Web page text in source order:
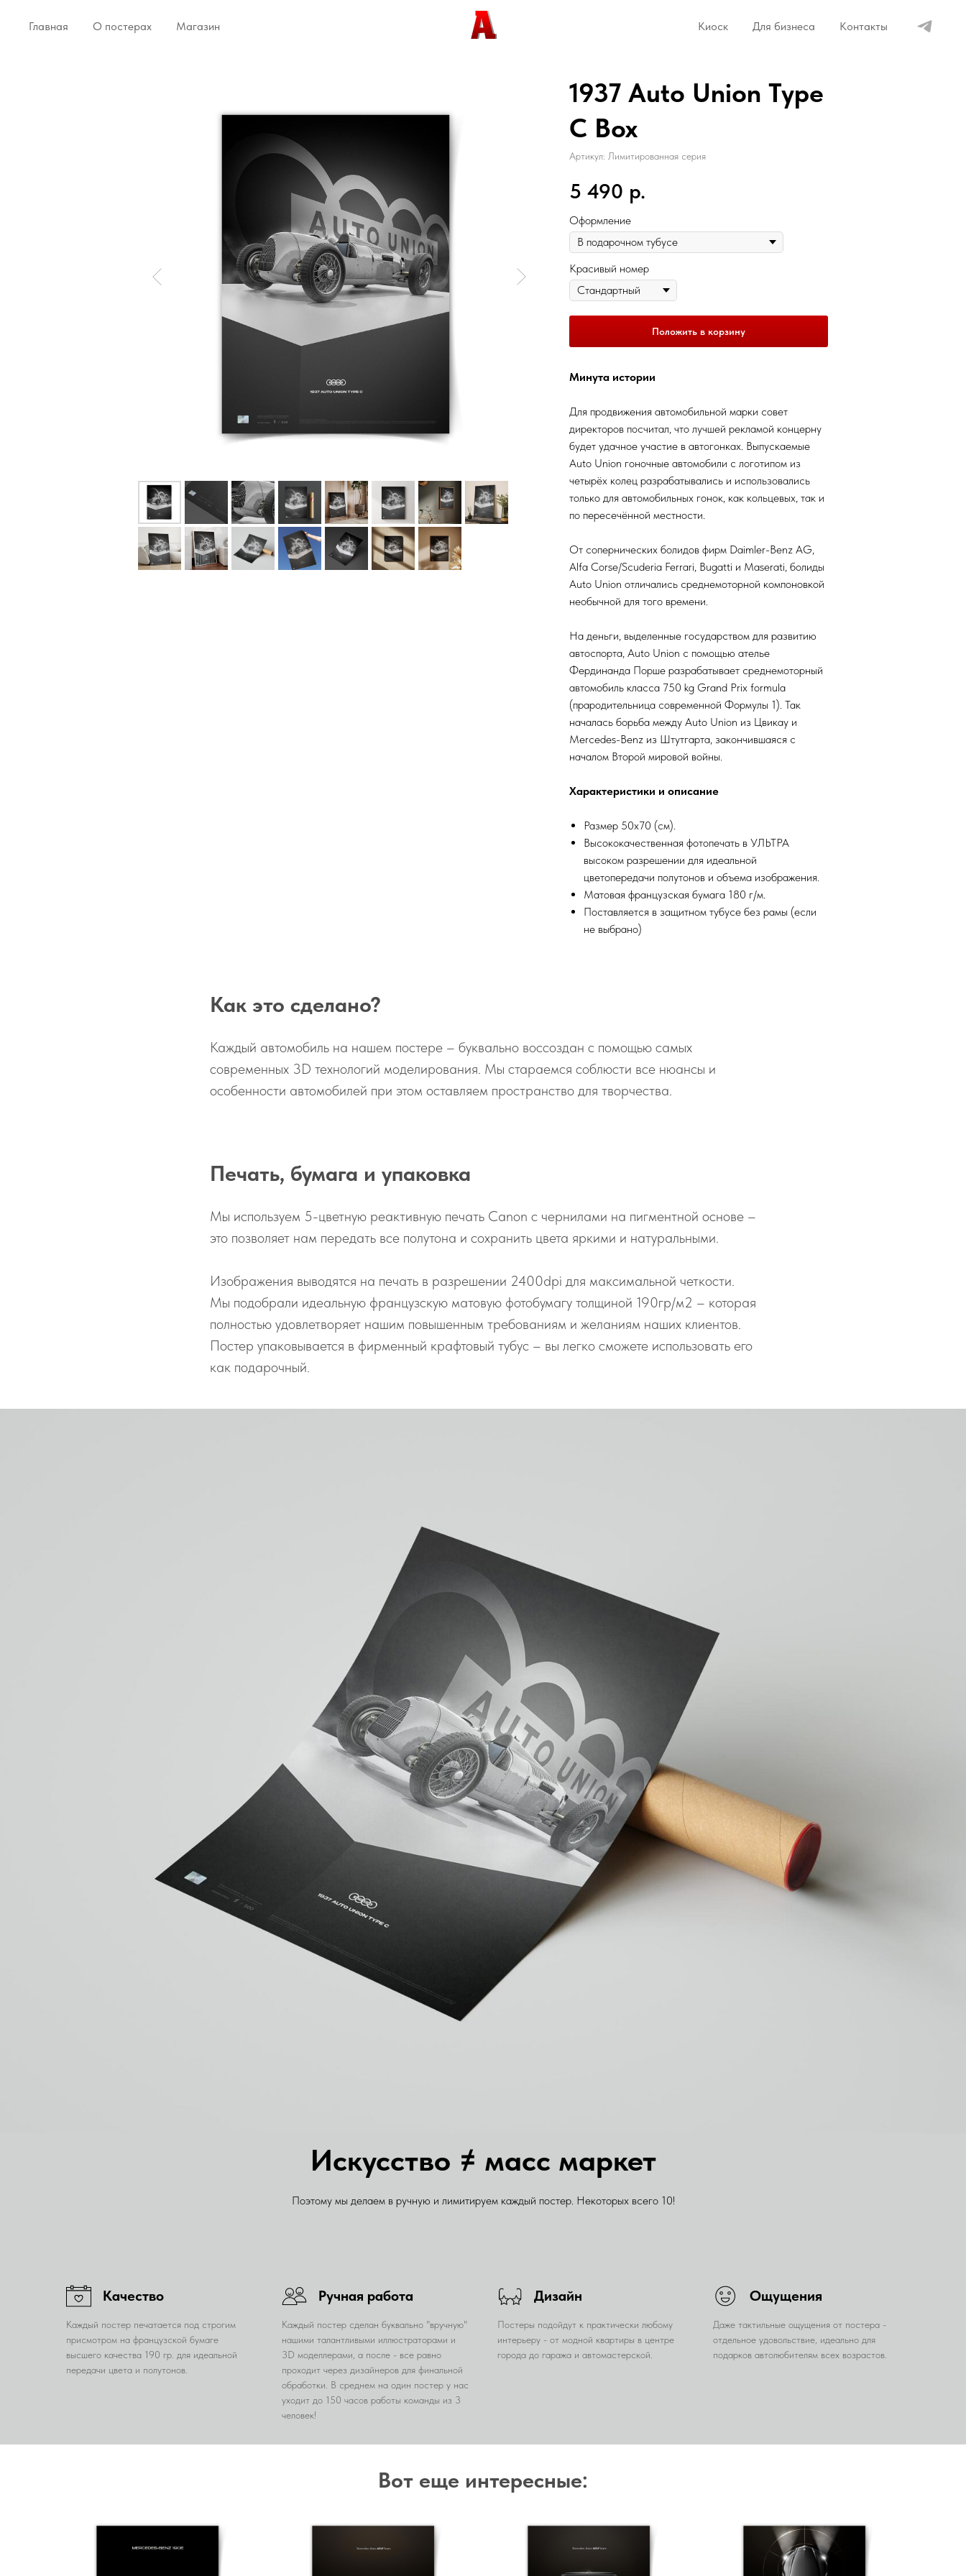
Главная О постерах Магазин Киоск Для бизнеса Контакты
1937 Auto Union Type
C Box
Артикул: Лимитированная серия
5 490 р.
Оформление
Красивый номер
Положить в корзину
Минута истории
Для продвижения автомобильной марки совет
директоров посчитал, что лучшей рекламой концерну
будет удачное участие в автогонках. Выпускаемые
Auto Union гоночные автомобили с логотипом из
четырёх колец разрабатывались и использовались
только для автомобильных гонок, как кольцевых, так и
по пересечённой местности.
От сопернических болидов фирм Daimler-Benz AG,
Alfa Corse/Scuderia Ferrari, Bugatti и Maserati, болиды
Auto Union отличались среднемоторной компоновкой
необычной для того времени.
На деньги, выделенные государством для развитию
автоспорта, Auto Union с помощью ателье
Фердинанда Порше разрабатывает среднемоторный
автомобиль класса 750 kg Grand Prix formula
(прародительница современной Формулы 1). Так
началась борьба между Auto Union из Цвикау и
Mercedes-Benz из Штутгарта, закончившаяся с
началом Второй мировой войны.
Характеристики и описание
Размер 50х70 (см).
Высококачественная фотопечать в УЛЬТРА
высоком разрешении для идеальной
цветопередачи полутонов и объема изображения.
Матовая французская бумага 180 г/м.
Поставляется в защитном тубусе без рамы (если
не выбрано)
Как это сделано?
Каждый автомобиль на нашем постере – буквально воссоздан с помощью самых
современных 3D технологий моделирования. Мы стараемся соблюсти все нюансы и
особенности автомобилей при этом оставляем пространство для творчества.
Печать, бумага и упаковка
Мы используем 5-цветную реактивную печать Canon с чернилами на пигментной основе –
это позволяет нам передать все полутона и сохранить цвета яркими и натуральными.
Изображения выводятся на печать в разрешении 2400dpi для максимальной четкости.
Мы подобрали идеальную французскую матовую фотобумагу толщиной 190гр/м2 – которая
полностью удовлетворяет нашим повышенным требованиям и желаниям наших клиентов.
Постер упаковывается в фирменный крафтовый тубус – вы легко сможете использовать его
как подарочный.
Искусство ≠ масс маркет
Поэтому мы делаем в ручную и лимитируем каждый постер. Некоторых всего 10!
Качество
Каждый постер печатается под строгим
присмотром на французской бумаге
высшего качества 190 гр. для идеальной
передачи цвета и полутонов.
Ручная работа
Каждый постер сделан буквально "вручную"
нашими талантливыми иллюстраторами и
3D моделлерами, а после - все равно
проходит через дизайнеров для финальной
обработки. В среднем на один постер у нас
уходит до 150 часов работы команды из 3
человек!
Дизайн
Постеры подойдут к практически любому
интерьеру - от модной квартиры в центре
города до гаража и автомастерской.
Ощущения
Даже тактильные ощущения от постера -
отдельное удовольствие, идеально для
подарков автолюбителям всех возрастов.
Вот еще интересные: